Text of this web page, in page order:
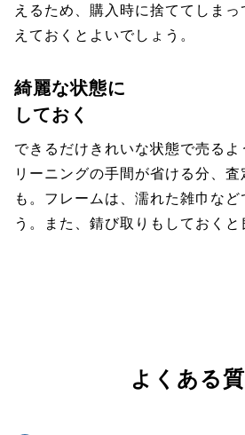
えるため、購入時に捨ててしま
えておくとよいでしょう。
綺麗な状態に
しておく
できるだけきれいな状態で売る
リーニングの手間が省ける分、
も。フレームは、濡れた雑巾など
う。また、錆び取りもしておくと
よくある